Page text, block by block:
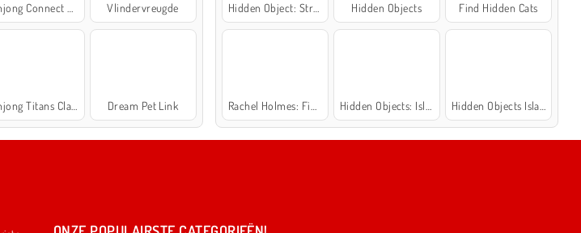
Vlindervreugde
Dream Pet Link
Hidden Objects Find Hidden Cats